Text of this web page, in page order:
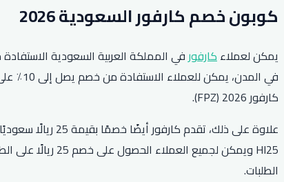
كوبون خصم كارفور السعودية 2026
يمكن لعملاءكارفورفي المملكة العربية السعودية
كارفور 2026 (FPZ).
الطلبات.